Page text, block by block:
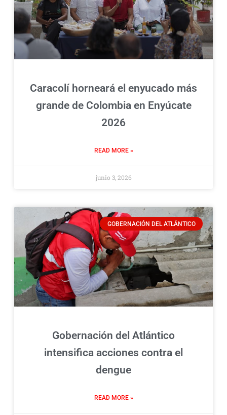
Caracolí horneará el enyucado más
grande de Colombia en Enyúcate
2026
READ MORE »
junio 3, 2026
GOBERNACIÓN DEL ATLÁNTICO
Gobernación del Atlántico
intensifica acciones contra el
dengue
READ MORE »